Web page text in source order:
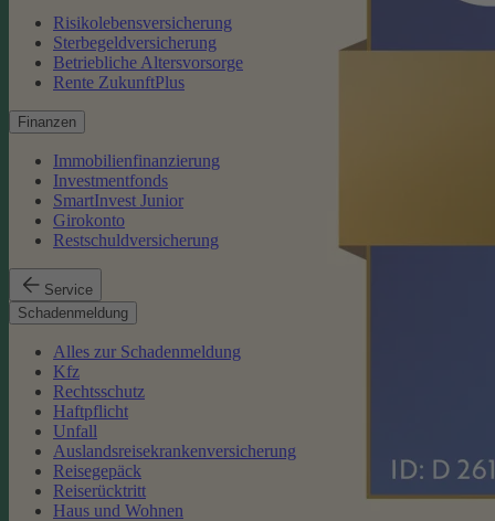
Risikolebensversicherung
Sterbegeldversicherung
Betriebliche Altersvorsorge
Rente ZukunftPlus
Finanzen
Immobilienfinanzierung
Investmentfonds
SmartInvest Junior
Girokonto
Restschuldversicherung
Service
Schadenmeldung
Alles zur Schadenmeldung
Kfz
Rechtsschutz
Haftpflicht
Unfall
Auslandsreisekrankenversicherung
Reisegepäck
Reiserücktritt
Haus und Wohnen